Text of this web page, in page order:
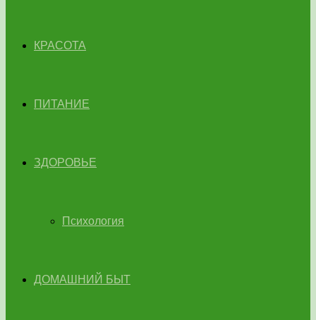
КРАСОТА
ПИТАНИЕ
ЗДОРОВЬЕ
Психология
ДОМАШНИЙ БЫТ